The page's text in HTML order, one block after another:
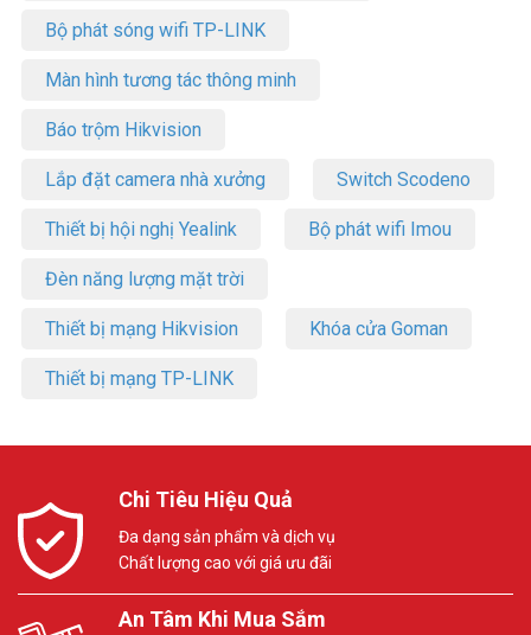
Bộ phát sóng wifi TP-LINK
Màn hình tương tác thông minh
Báo trộm Hikvision
Lắp đặt camera nhà xưởng Switch Scodeno
Thiết bị hội nghị Yealink Bộ phát wifi Imou
Đèn năng lượng mặt trời
Thiết bị mạng Hikvision Khóa cửa Goman
Thiết bị mạng TP-LINK
Chi Tiêu Hiệu Quả
Đa dạng sản phẩm và dịch vụ
Chất lượng cao với giá ưu đãi
An Tâm Khi Mua Sắm